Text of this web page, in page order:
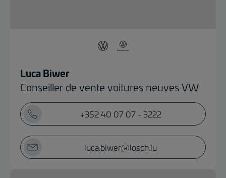
Luca Biwer
Conseiller de vente voitures neuves VW
+352 40 07 07 - 3222
luca.biwer@losch.lu